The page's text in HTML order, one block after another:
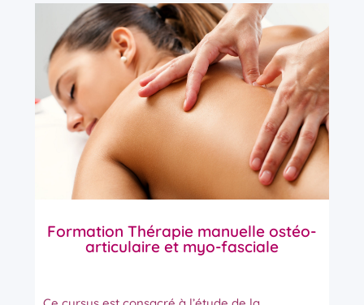
Formation Thérapie manuelle ostéo-
articulaire et myo-fasciale